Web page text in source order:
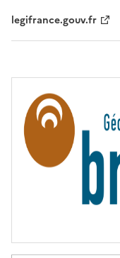
legifrance.gouv.fr